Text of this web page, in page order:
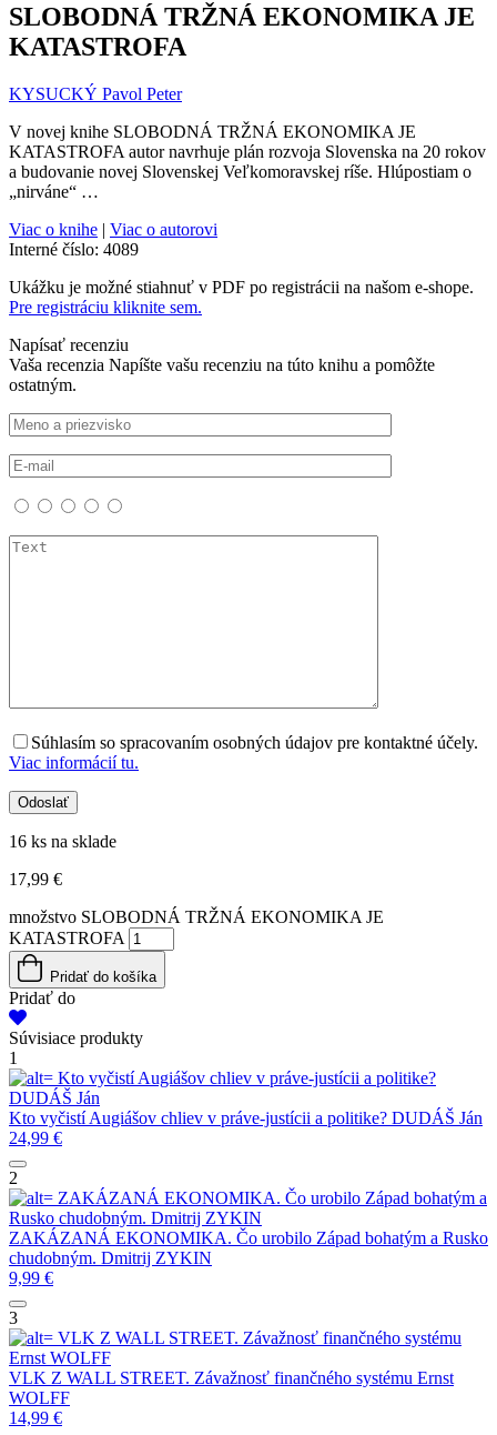
SLOBODNÁ TRŽNÁ EKONOMIKA JE
KATASTROFA
KYSUCKÝ Pavol Peter
V novej knihe SLOBODNÁ TRŽNÁ EKONOMIKA JE
KATASTROFA autor navrhuje plán rozvoja Slovenska na 20 rokov
a budovanie novej Slovenskej Veľkomoravskej ríše. Hlúpostiam o
„nirváne“ …
Viac o knihe | Viac o autorovi
Interné číslo: 4089
Ukážku je možné stiahnuť v PDF po registrácii na našom e-shope.
Pre registráciu kliknite sem.
Napísať recenziu
Vaša recenzia Napíšte vašu recenziu na túto knihu a pomôžte
ostatným.
Súhlasím so spracovaním osobných údajov pre kontaktné účely.
Viac informácií tu.
16 ks na sklade
17,99 €
množstvo SLOBODNÁ TRŽNÁ EKONOMIKA JE
KATASTROFA
Pridať do košíka
Pridať do
Súvisiace produkty
1
Kto vyčistí Augiášov chliev v práve-justícii a politike?
DUDÁŠ Ján
Kto vyčistí Augiášov chliev v práve-justícii a politike? DUDÁŠ Ján
24,99 €
2
ZAKÁZANÁ EKONOMIKA. Čo urobilo Západ bohatým a
Rusko chudobným. Dmitrij ZYKIN
ZAKÁZANÁ EKONOMIKA. Čo urobilo Západ bohatým a Rusko
chudobným. Dmitrij ZYKIN
9,99 €
3
VLK Z WALL STREET. Závažnosť finančného systému
Ernst WOLFF
VLK Z WALL STREET. Závažnosť finančného systému Ernst
WOLFF
14,99 €